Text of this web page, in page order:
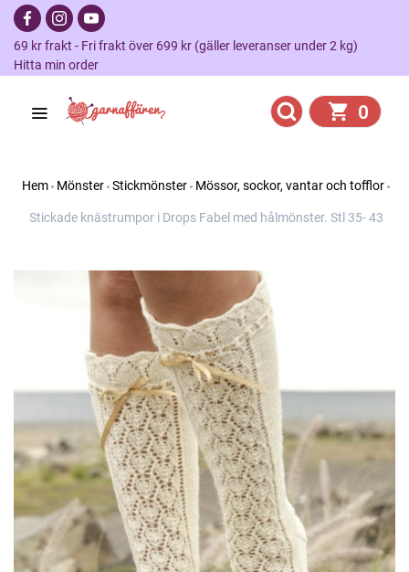
69 kr frakt - Fri frakt över 699 kr (gäller leveranser under 2 kg)
Hitta min order
0
Hem Mönster Stickmönster Mössor, sockor, vantar och tofflor
Stickade knästrumpor i Drops Fabel med hålmönster. Stl 35- 43